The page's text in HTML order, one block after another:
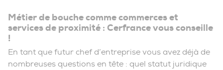
Métier de bouche comme commerces et
services de proximité : Cerfrance vous conseille
!
En tant que futur chef d’entreprise vous avez déjà de
nombreuses questions en tête : quel statut juridique